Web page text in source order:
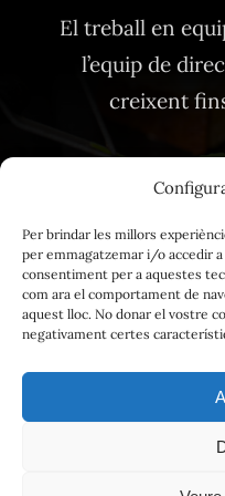
Per brindar les millors
per emmagatzemar i/o accedir
consentiment per a aquestes
com ara el comportament de
aquest lloc. No donar el vostre
negativament certes
El treball en
l’equip de
creixent
Grup Atlàntida